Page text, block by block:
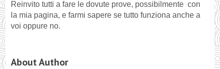
Reinvito tutti a fare le dovute prove, possibilmente con
la mia pagina, e farmi sapere se tutto funziona anche a
voi oppure no.
About Author